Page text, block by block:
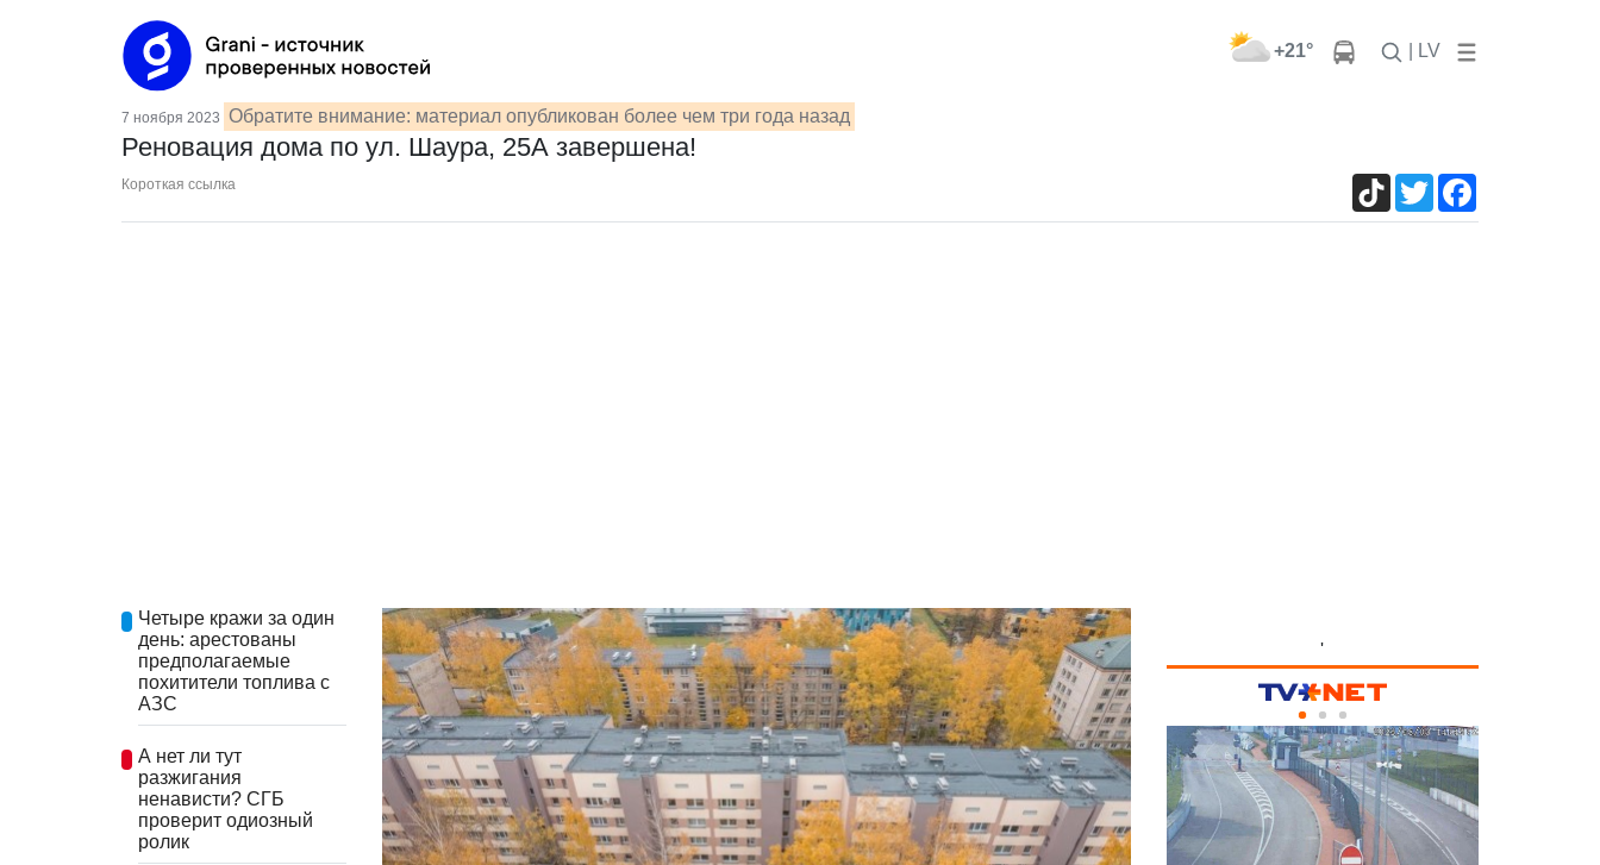
+21° | LV
7 ноября 2023 Обратите внимание: материал опубликован более чем три года назад
Реновация дома по ул. Шаура, 25А завершена!
Короткая ссылка TikTokTwitter
Четыре кражи за один
день: арестованы
предполагаемые
похитители топлива с
АЗС
А нет ли тут
разжигания
ненависти? СГБ
проверит одиозный
ролик
'